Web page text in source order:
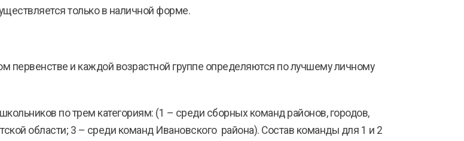
только в наличной форме.
первенстве и каждой возрастной группе определяются по лучшему личному
по трем категориям: (1 – среди сборных команд районов, городов,
области; 3 – среди команд Ивановского района). Состав команды для 1 и 2